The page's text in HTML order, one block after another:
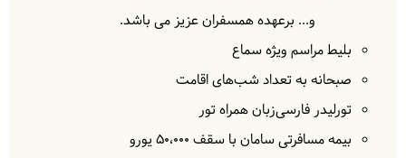
جمعه September 26, 2025 | 1404/07/04
در ادامه تور قونیه
از موزه پانورامای مولانا، مقبره و موزه
مولانا، مسجد و مقبره شمس تبریزی دیدن می‌کنیم.
و... برعهده همسفران عزیز می باشد.
بلیط مراسم ویژه سماع
صبحانه به تعداد شب‌های اقامت
تورلیدر فارسی‌زبان همراه تور
بیمه مسافرتی سامان با سقف 5۰،۰۰۰ یورو